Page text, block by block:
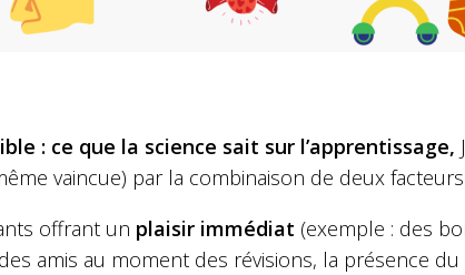
: ce que la science sait sur l’apprentissage,
vaincue) par la combinaison de deux facteurs
offrant un plaisir immédiat (exemple : des
amis au moment des révisions, la présence